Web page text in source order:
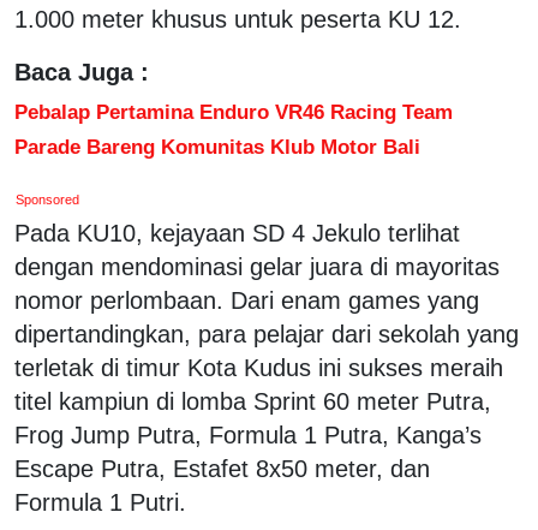
1.000 meter khusus untuk peserta KU 12.
Baca Juga :
Pebalap Pertamina Enduro VR46 Racing Team
Parade Bareng Komunitas Klub Motor Bali
Sponsored
Pada KU10, kejayaan SD 4 Jekulo terlihat
dengan mendominasi gelar juara di mayoritas
nomor perlombaan. Dari enam games yang
dipertandingkan, para pelajar dari sekolah yang
terletak di timur Kota Kudus ini sukses meraih
titel kampiun di lomba Sprint 60 meter Putra,
Frog Jump Putra, Formula 1 Putra, Kanga’s
Escape Putra, Estafet 8x50 meter, dan
Formula 1 Putri.